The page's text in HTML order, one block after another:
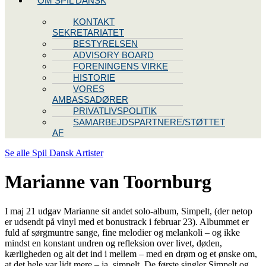
KONTAKT
SEKRETARIATET
BESTYRELSEN
ADVISORY BOARD
FORENINGENS VIRKE
HISTORIE
VORES
AMBASSADØRER
PRIVATLIVSPOLITIK
SAMARBEJDSPARTNERE/STØTTET
AF
Se alle Spil Dansk Artister
Marianne van Toornburg
I maj 21 udgav Marianne sit andet solo-album, Simpelt, (der netop
er udsendt på vinyl med et bonustrack i februar 23). Albummet er
fuld af sørgmuntre sange, fine melodier og melankoli – og ikke
mindst en konstant undren og refleksion over livet, døden,
kærligheden og alt det ind i mellem – med en drøm og et ønske om,